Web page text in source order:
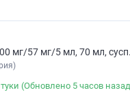
мг/57 мг/5 мл, 70 мл, сусп.
(Обновлено 5 часов